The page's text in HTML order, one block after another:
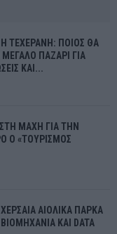
ΤΕΧΕΡΑΝΗ: ΠΟΙΟΣ ΘΑ
ΠΑΖΑΡΙ ΓΙΑ
ΚΑΙ...
ΜΑΧΗ ΓΙΑ ΤΗΝ
Ο «ΤΟΥΡΙΣΜΟΣ
ΑΙΟΛΙΚΑ ΠΑΡΚΑ
ΚΑΙ DATA